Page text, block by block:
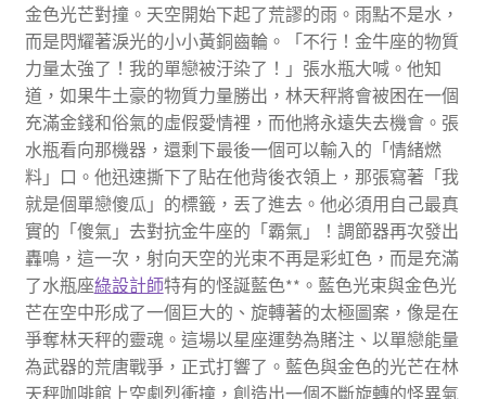
金色光芒對撞。天空開始下起了荒謬的雨。雨點不是水，
而是閃耀著淚光的小小黃銅齒輪。「不行！金牛座的物質
力量太強了！我的單戀被汙染了！」張水瓶大喊。他知
道，如果牛土豪的物質力量勝出，林天秤將會被困在一個
充滿金錢和俗氣的虛假愛情裡，而他將永遠失去機會。張
水瓶看向那機器，還剩下最後一個可以輸入的「情緒燃
料」口。他迅速撕下了貼在他背後衣領上，那張寫著「我
就是個單戀傻瓜」的標籤，丟了進去。他必須用自己最真
實的「傻氣」去對抗金牛座的「霸氣」！調節器再次發出
轟鳴，這一次，射向天空的光束不再是彩虹色，而是充滿
了水瓶座綠設計師特有的怪誕藍色**。藍色光束與金色光
芒在空中形成了一個巨大的、旋轉著的太極圖案，像是在
爭奪林天秤的靈魂。這場以星座運勢為賭注、以單戀能量
為武器的荒唐戰爭，正式打響了。藍色與金色的光芒在林
天秤咖啡館上空劇烈衝撞，創造出一個不斷旋轉的怪異氣